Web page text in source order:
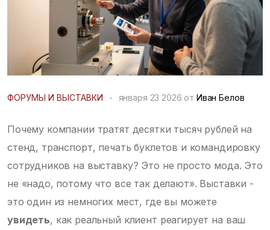
ФОРУМЫ И ВЫСТАВКИ - января 23 2026 от Иван Белов
Почему компании тратят десятки тысяч рублей на
стенд, транспорт, печать буклетов и командировку
сотрудников на выставку? Это не просто мода. Это
не «надо, потому что все так делают». Выставки -
это один из немногих мест, где вы можете
увидеть, как реальный клиент реагирует на ваш